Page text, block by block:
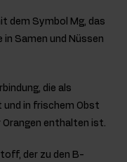
dem Symbol Mg, das
Samen und Nüssen
die als
in frischem Obst
Orangen enthalten ist.
der zu den B-